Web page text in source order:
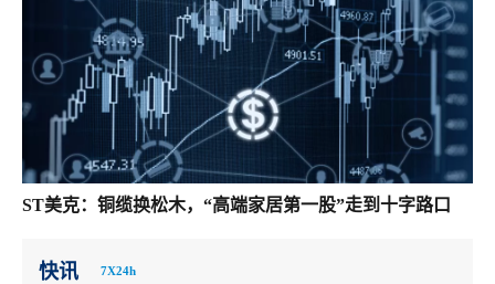
ST美克：铜缆换松木，“高端家居第一股”走到十字路口
快讯 7X24h